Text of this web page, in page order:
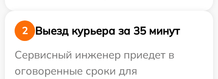
2
Выезд курьера за 35 минут
Сервисный инженер приедет в
оговоренные сроки для